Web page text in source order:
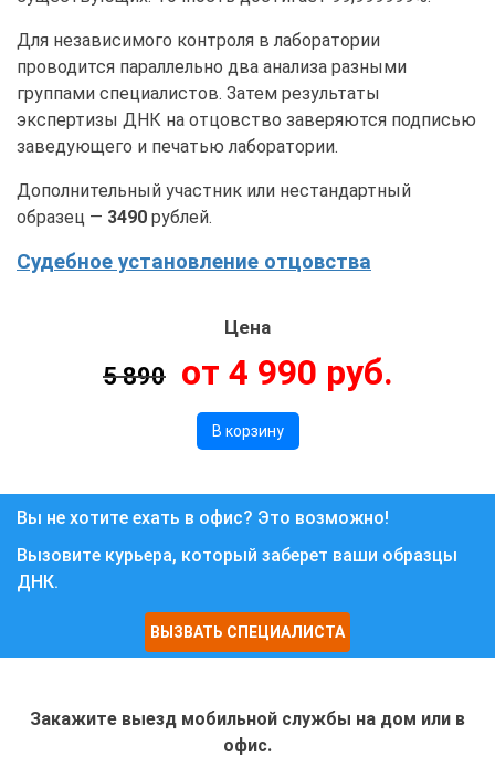
Для независимого контроля в лаборатории
проводится параллельно два анализа разными
группами специалистов. Затем результаты
экспертизы ДНК на отцовство заверяются подписью
заведующего и печатью лаборатории.
Дополнительный участник или нестандартный
образец — 3490 рублей.
Судебное установление отцовства
Цена
5 890 от 4 990 руб.
В корзину
Вы не хотите ехать в офис? Это возможно!
Вызовите курьера, который заберет ваши образцы
ДНК.
ВЫЗВАТЬ СПЕЦИАЛИСТА
Закажите выезд мобильной службы на дом или в
офис.